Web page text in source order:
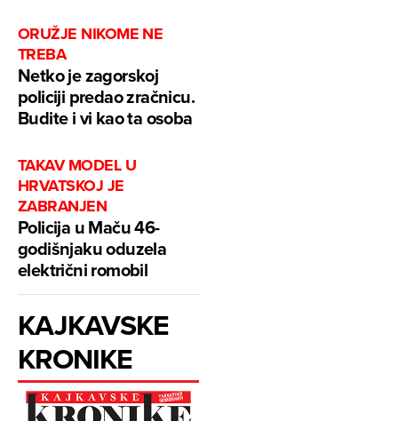
ORUŽJE NIKOME NE
TREBA
Netko je zagorskoj
policiji predao zračnicu.
Budite i vi kao ta osoba
TAKAV MODEL U
HRVATSKOJ JE
ZABRANJEN
Policija u Maču 46-
godišnjaku oduzela
električni romobil
KAJKAVSKE
KRONIKE